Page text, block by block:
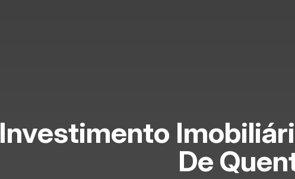
Investimento
De